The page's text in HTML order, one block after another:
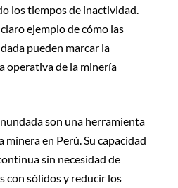
los tiempos de inactividad.
ejemplo de cómo las
pueden marcar la
operativa de la minería
son una herramienta
en Perú. Su capacidad
sin necesidad de
con sólidos y reducir los